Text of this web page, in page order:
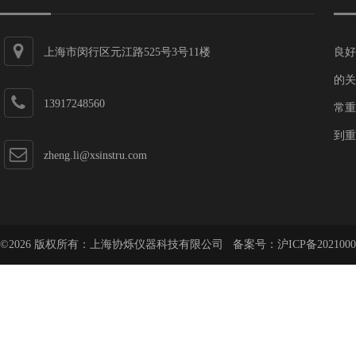
上海市闵行区元江路525号3号11楼
13917248560
zheng.li@xsinstru.com
良
的
常
到
©2026 版权所有：上海协烁仪器科技有限公司 备案号： 沪ICP备